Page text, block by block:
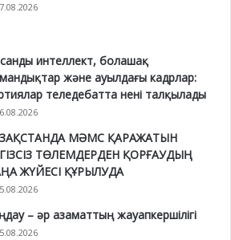
интеллект, болашақ
және ауылдағы кадрлар:
теледебатта нені талқылады
МӘМС ҚАРАЖАТЫН
ТӨЛЕМДЕРДЕН ҚОРҒАУДЫҢ
ЖҮЙЕСІ ҚҰРЫЛУДА
– әр азаматтың жауапкершілігі